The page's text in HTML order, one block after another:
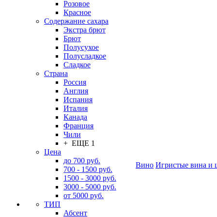
Розовое
Красное
Содержание сахара
Экстра брют
Брют
Полусухое
Полусладкое
Сладкое
Страна
Россия
Англия
Испания
Италия
Канада
Франция
Чили
+ ЕЩЕ 1
Цена
до 700 руб.
700 - 1500 руб.
1500 - 3000 руб.
3000 - 5000 руб.
от 5000 руб.
ТИП
Абсент
Вино Игристые вина и